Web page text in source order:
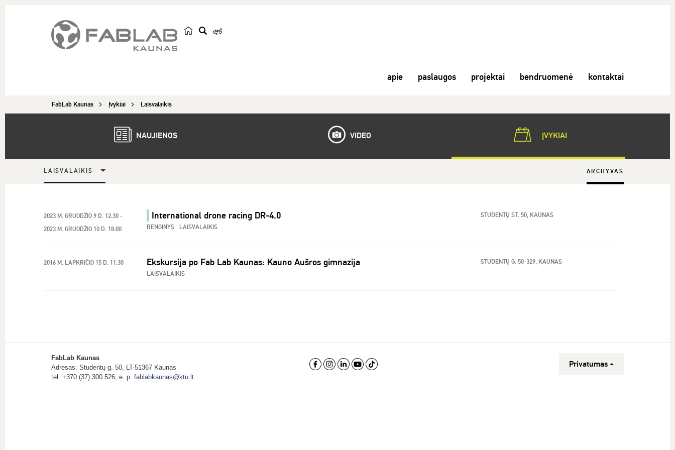
apie paslaugos projektai bendruomenė kontaktai
FabLab Kaunas Įvykiai Laisvalaikis
NAUJIENOS VIDEO ĮVYKIAI
LAISVALAIKIS ARCHYVAS
2023 M. GRUODŽIO 9 D. 12:30 -
2023 M. GRUODŽIO 10 D. 18:00
International drone racing DR-4.0
RENGINYS LAISVALAIKIS
STUDENTŲ ST. 50, KAUNAS
2016 M. LAPKRIČIO 15 D. 11:30 Ekskursija po Fab Lab Kaunas: Kauno Aušros gimnazija
LAISVALAIKIS
STUDENTŲ G. 50-329, KAUNAS
FabLab Kaunas
Adresas: Studentų g. 50, LT-51367 Kaunas
tel. +370 (37) 300 526, e. p. fablabkaunas@ktu.lt
Privatumas